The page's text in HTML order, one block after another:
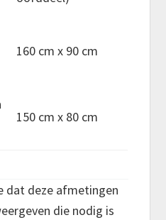
160 cm x 90 cm
150 cm x 80 cm
dat deze afmetingen
die nodig is